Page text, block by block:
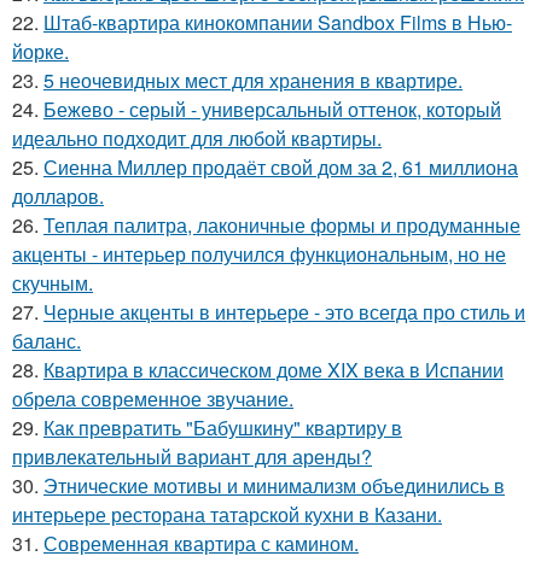
22. Штаб-квартира кинокомпании Sandbox Films в Нью-
йорке.
23. 5 неочевидных мест для хранения в квартире.
24. Бежево - серый - универсальный оттенок, который
идеально подходит для любой квартиры.
25. Сиенна Миллер продаёт свой дом за 2, 61 миллиона
долларов.
26. Теплая палитра, лаконичные формы и продуманные
акценты - интерьер получился функциональным, но не
скучным.
27. Черные акценты в интерьере - это всегда про стиль и
баланс.
28. Квартира в классическом доме XIX века в Испании
обрела современное звучание.
29. Как превратить "Бабушкину" квартиру в
привлекательный вариант для аренды?
30. Этнические мотивы и минимализм объединились в
интерьере ресторана татарской кухни в Казани.
31. Современная квартира с камином.